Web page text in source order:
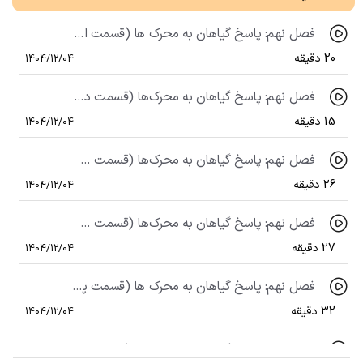
فصل نهم: پاسخ گیاهان به محرک ها (قسمت اول)، گفتار اول: تنظیم‌کنندۀ رشد در گیاهان (تاریخچۀ کشف)
20 دقیقه 1404/12/04
فصل نهم: پاسخ گیاهان به محرک‌ها (قسمت دوم)، گفتار اول: تنظیم‌کنندۀ رشد در گیاهان (اکسین‌ها)
15 دقیقه 1404/12/04
فصل نهم: پاسخ گیاهان به محرک‌ها (قسمت سوم)، گفتار اول: تنظیم‌کنندۀ رشد در گیاهان
26 دقیقه 1404/12/04
فصل نهم: پاسخ گیاهان به محرک‌ها (قسمت چهارم)، گفتار اول: تنظیم کننده رشد در گیاهان
27 دقیقه 1404/12/04
فصل نهم: پاسخ گیاهان به محرک ها (قسمت پنجم)، گفتار دوم :پاسخ به محیط(نور،دما،گرانش،تماس)
32 دقیقه 1404/12/04